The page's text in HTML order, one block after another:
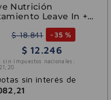
Nutrición
Leave In +
Óleos 110 ml
$ 18.841 - 35 %
$ 12.246
sin impuestos nacionales:
, 20
sin interés de
21